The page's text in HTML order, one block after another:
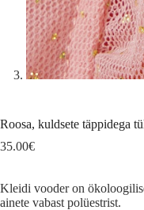
Roosa, kuldsete täppidega
35.00€
Kleidi vooder on
ainete vabast polüestrist.